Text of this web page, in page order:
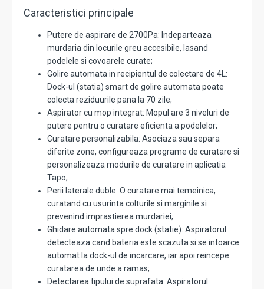
Caracteristici principale
Putere de aspirare de 2700Pa: Indeparteaza
murdaria din locurile greu accesibile, lasand
podelele si covoarele curate;
Golire automata in recipientul de colectare de 4L:
Dock-ul (statia) smart de golire automata poate
colecta reziduurile pana la 70 zile;
Aspirator cu mop integrat: Mopul are 3 niveluri de
putere pentru o curatare eficienta a podelelor;
Curatare personalizabila: Asociaza sau separa
diferite zone, configureaza programe de curatare si
personalizeaza modurile de curatare in aplicatia
Tapo;
Perii laterale duble: O curatare mai temeinica,
curatand cu usurinta colturile si marginile si
prevenind imprastierea murdariei;
Ghidare automata spre dock (statie): Aspiratorul
detecteaza cand bateria este scazuta si se intoarce
automat la dock-ul de incarcare, iar apoi reincepe
curatarea de unde a ramas;
Detectarea tipului de suprafata: Aspiratorul